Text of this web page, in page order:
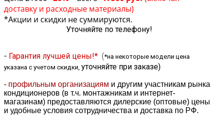
доставку и расходные материалы)
*Акции и скидки не суммируются.
Уточняйте по телефону!
- Гарантия лучшей цены!* (*на некоторые модели цена
указана с учетом скидки, уточняйте при заказе)
- профильным организациям и другим участникам рынка
кондиционеров (в т.ч. монтажникам и интернет-
магазинам) предоставляются дилерские (оптовые) цены
и удобные условия сотрудничества и доставка по РФ.